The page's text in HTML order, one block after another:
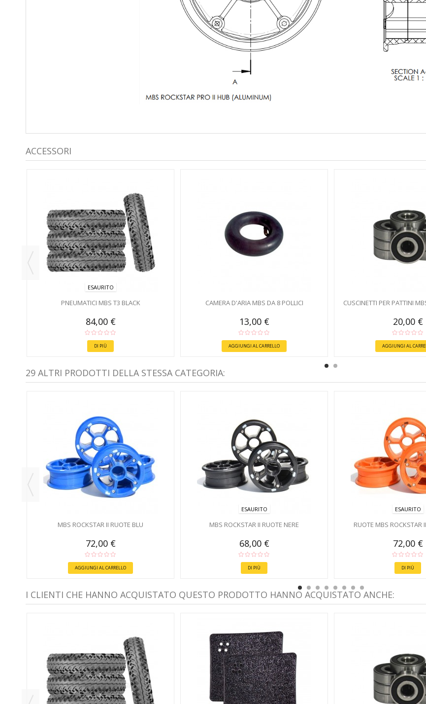
ACCESSORI
ESAURITO
PNEUMATICI MBS T3 BLACK
84,00 €
DI PIÙ
CAMERA D'ARIA MBS DA 8 POLLICI
13,00 €
AGGIUNGI AL CARRELLO
CUSCINETTI PER PATTINI
20,00 €
AGGIUNGI AL
29 ALTRI PRODOTTI DELLA STESSA CATEGORIA:
MBS ROCKSTAR II RUOTE BLU
72,00 €
AGGIUNGI AL CARRELLO
ESAURITO
MBS ROCKSTAR II RUOTE NERE
68,00 €
DI PIÙ
ESAURITO
RUOTE MBS ROCKSTAR
72,00 €
DI PIÙ
I CLIENTI CHE HANNO ACQUISTATO QUESTO PRODOTTO HANNO ACQUISTATO ANCHE: